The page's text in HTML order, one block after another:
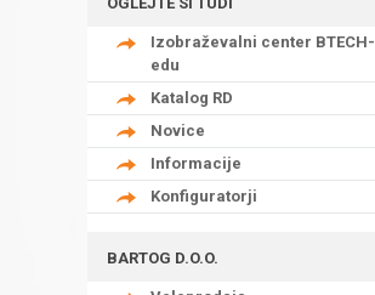
Izobraževalni center BTECH-
edu
Katalog RD
Novice
Informacije
Konfiguratorji
BARTOG D.O.O.